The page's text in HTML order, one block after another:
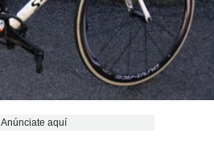
Anúnciate aquí